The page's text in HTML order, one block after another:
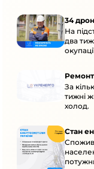
34
На
два
Ремонт
За
тижні
холод.
Стан